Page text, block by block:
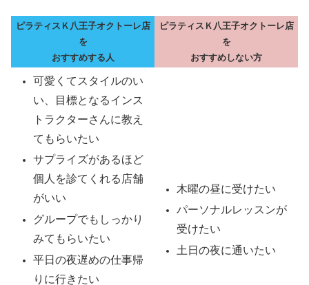
ピラティスＫ八王子オクトーレ店
を
おすすめする人
ピラティスＫ八王子オクトーレ店
を
おすすめしない方
可愛くてスタイルのい
い、目標となるインス
トラクターさんに教え
てもらいたい
サプライズがあるほど
個人を診てくれる店舗
がいい
グループでもしっかり
みてもらいたい
平日の夜遅めの仕事帰
りに行きたい
木曜の昼に受けたい
パーソナルレッスンが
受けたい
土日の夜に通いたい